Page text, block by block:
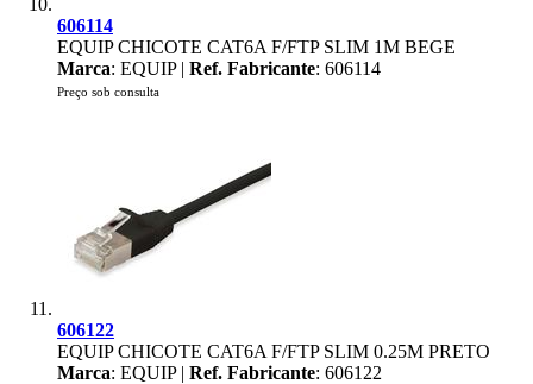
606114
EQUIP CHICOTE CAT6A F/FTP SLIM 1M BEGE
Marca: EQUIP | Ref. Fabricante: 606114
Preço sob consulta
606122
EQUIP CHICOTE CAT6A F/FTP SLIM 0.25M PRETO
Marca: EQUIP | Ref. Fabricante: 606122